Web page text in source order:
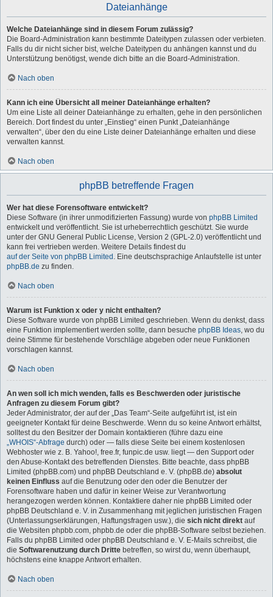
Dateianhänge
Welche Dateianhänge sind in diesem Forum zulässig?
Die Board-Administration kann bestimmte Dateitypen zulassen oder verbieten.
Falls du dir nicht sicher bist, welche Dateitypen du anhängen kannst und du
Unterstützung benötigst, wende dich bitte an die Board-Administration.
Nach oben
Kann ich eine Übersicht all meiner Dateianhänge erhalten?
Um eine Liste all deiner Dateianhänge zu erhalten, gehe in den persönlichen
Bereich. Dort findest du unter „Einstieg“ einen Punkt „Dateianhänge
verwalten“, über den du eine Liste deiner Dateianhänge erhalten und diese
verwalten kannst.
Nach oben
phpBB betreffende Fragen
Wer hat diese Forensoftware entwickelt?
Diese Software (in ihrer unmodifizierten Fassung) wurde von phpBB Limited
entwickelt und veröffentlicht. Sie ist urheberrechtlich geschützt. Sie wurde
unter der GNU General Public License, Version 2 (GPL-2.0) veröffentlicht und
kann frei vertrieben werden. Weitere Details findest du
auf der Seite von phpBB Limited . Eine deutschsprachige Anlaufstelle ist unter
phpBB.de zu finden.
Nach oben
Warum ist Funktion x oder y nicht enthalten?
Diese Software wurde von phpBB Limited geschrieben. Wenn du denkst, dass
eine Funktion implementiert werden sollte, dann besuche phpBB Ideas, wo du
deine Stimme für bestehende Vorschläge abgeben oder neue Funktionen
vorschlagen kannst.
Nach oben
An wen soll ich mich wenden, falls es Beschwerden oder juristische
Anfragen zu diesem Forum gibt?
Jeder Administrator, der auf der „Das Team“-Seite aufgeführt ist, ist ein
geeigneter Kontakt für deine Beschwerde. Wenn du so keine Antwort erhältst,
solltest du den Besitzer der Domain kontaktieren (führe dazu eine
„WHOIS“-Abfrage durch) oder — falls diese Seite bei einem kostenlosen
Webhoster wie z. B. Yahoo!, free.fr, funpic.de usw. liegt — den Support oder
den Abuse-Kontakt des betreffenden Dienstes. Bitte beachte, dass phpBB
Limited (phpBB.com) und phpBB Deutschland e. V. (phpBB.de) absolut
keinen Einfluss auf die Benutzung oder den oder die Benutzer der
Forensoftware haben und dafür in keiner Weise zur Verantwortung
herangezogen werden können. Kontaktiere daher nie phpBB Limited oder
phpBB Deutschland e. V. in Zusammenhang mit jeglichen juristischen Fragen
(Unterlassungserklärungen, Haftungsfragen usw.), die sich nicht direkt auf
die Websiten phpbb.com, phpbb.de oder die phpBB-Software selbst beziehen.
Falls du phpBB Limited oder phpBB Deutschland e. V. E-Mails schreibst, die
die Softwarenutzung durch Dritte betreffen, so wirst du, wenn überhaupt,
höchstens eine knappe Antwort erhalten.
Nach oben